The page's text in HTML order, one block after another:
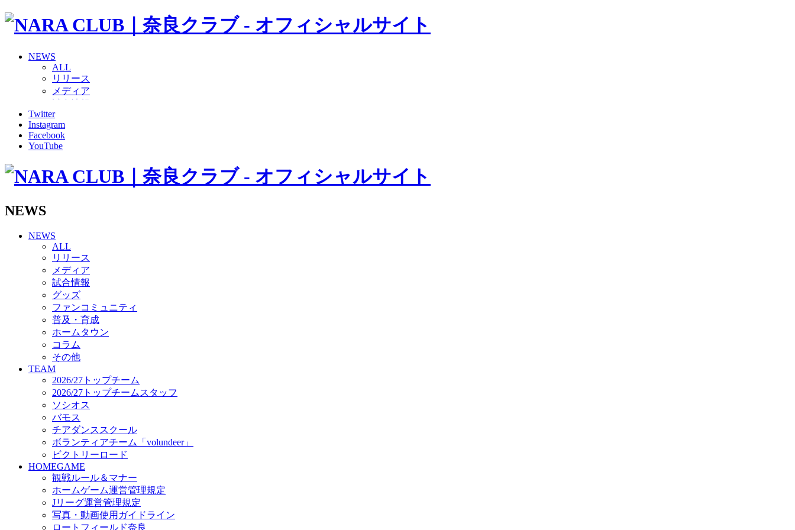
NEWS
ALL
リリース
メディア
グッズ
ファンコミュニティ
普及・育成
ホームタウン
その他
バモス
チアダンススクール
ボランティアチーム「volundeer」
ビクトリーロード
HOMEGAME
観戦ルール＆マナー
ホームゲーム運営管理規定
Jリーグ運営管理規定
写真・動画使用ガイドライン
ロートフィールド奈良
SCHEDULE
2026/27
練習見学時のファンサービスについて
TICKET
奈良クラブ明治安田J3リーグ2026/27シーズン試合観戦チケット
奈良クラブ明治安田Ｊ3リーグ 2026/27シーズン「鹿パス」
観戦ルール＆マナー
FANCOMMUNITY
2026/27ファンコミュニティ
サポートショップ
GOODS
オフィシャルストア（実店舗）
オンラインストア
ACADEMY
アカデミーについて
Twitter
Instagram
Facebook
YouTube
NEWS
NEWS
ALL
リリース
メディア
試合情報
グッズ
ファンコミュニティ
普及・育成
ホームタウン
コラム
その他
TEAM
2026/27トップチーム
2026/27トップチームスタッフ
ソシオス
バモス
チアダンススクール
ボランティアチーム「volundeer」
ビクトリーロード
HOMEGAME
観戦ルール＆マナー
ホームゲーム運営管理規定
Jリーグ運営管理規定
写真・動画使用ガイドライン
ロートフィールド奈良